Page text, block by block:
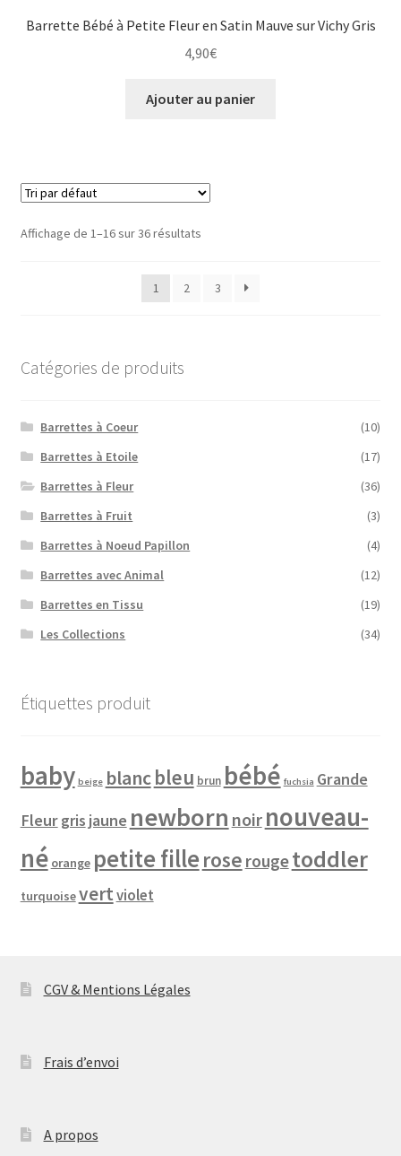
Barrette Bébé à Petite Fleur en Satin Mauve sur Vichy Gris
4,90€
Ajouter au panier
Affichage de 1–16 sur 36 résultats
1 2 3
Catégories de produits
Barrettes à Coeur
(10)
Barrettes à Etoile
(17)
Barrettes à Fleur
(36)
Barrettes à Fruit
(3)
Barrettes à Noeud Papillon
(4)
Barrettes avec Animal
(12)
Barrettes en Tissu
(19)
Les Collections
(34)
Étiquettes produit
baby beige blancbleu brun bébé fuchsia Grande
Fleurgris jaune newborn noir nouveau-
né orange petite fille rose rougetoddler
turquoisevertviolet
CGV & Mentions Légales
Frais d’envoi
A propos